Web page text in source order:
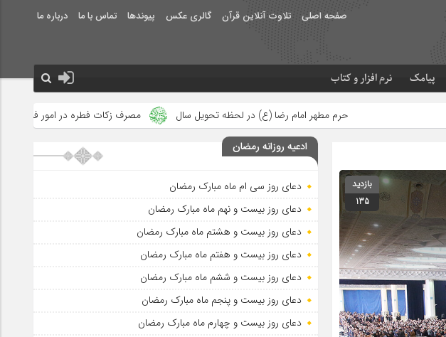
صفحه اصلی تلاوت آنلاین قرآن گالری عکس پیوندها تماس با ما درباره ما
پیامک نرم افزار و کتاب
حرم مطهر امام رضا (ع) در لحظه تحویل سال مصرف زکات فطره در امور فرهنگی جلوه‌های بزرگ
بازدید
135
ادعیه روزانه رمضان
دعای روز سی ام ماه مبارک رمضان
دعای روز بیست و نهم ماه مبارک رمضان
دعای روز بیست و هشتم ماه مبارک رمضان
دعای روز بیست و هفتم ماه مبارک رمضان
دعای روز بیست و ششم ماه مبارک رمضان
دعای روز بیست و پنجم ماه مبارک رمضان
دعای روز بیست و چهارم ماه مبارک رمضان